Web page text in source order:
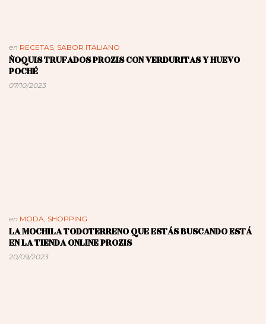
en RECETAS, SABOR ITALIANO
ÑOQUIS TRUFADOS PROZIS CON VERDURITAS Y HUEVO
POCHÉ
07/10/2023
en MODA, SHOPPING
LA MOCHILA TODOTERRENO QUE ESTÁS BUSCANDO ESTÁ
EN LA TIENDA ONLINE PROZIS
20/09/2023